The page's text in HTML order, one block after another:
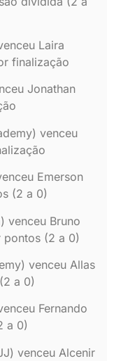
Laira
finalização
Jonathan
venceu
Emerson
(2 a 0)
venceu Bruno
pontos (2 a 0)
venceu Allas
a 0)
Fernando
a 0)
venceu Alcenir